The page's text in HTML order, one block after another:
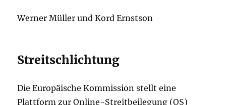
Werner Müller und Kord Ernstson
Streitschlichtung
Die Europäische Kommission stellt eine
Plattform zur Online-Streitbeilegung (OS)